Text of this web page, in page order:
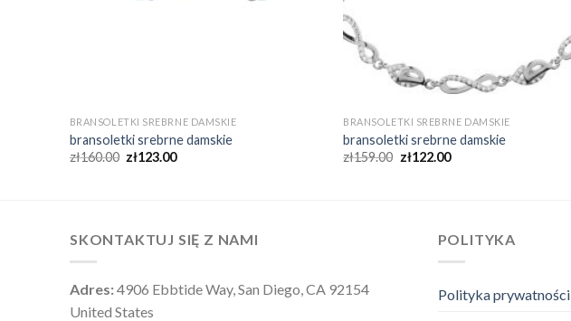
BRANSOLETKI SREBRNE DAMSKIE
bransoletki srebrne damskie
zł160.00 zł123.00
BRANSOLETKI SREBRNE DAMSKIE
bransoletki srebrne damskie
zł159.00 zł122.00
SKONTAKTUJ SIĘ Z NAMI
Adres:4906 Ebbtide Way, San Diego, CA 92154
United States
POLITYKA
Polityka prywatności